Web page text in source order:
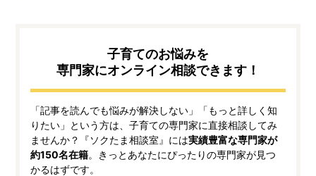
子育てのお悩みを
専門家にオンライン相談できます！
「記事を読んでも悩みが解決しない」「もっと詳しく知
りたい」という方は、子育ての専門家に直接相談してみ
ませんか？『ソクたま相談室』には実績豊富な専門家が
約150名在籍。きっとあなたにぴったりの専門家が見つ
かるはずです。